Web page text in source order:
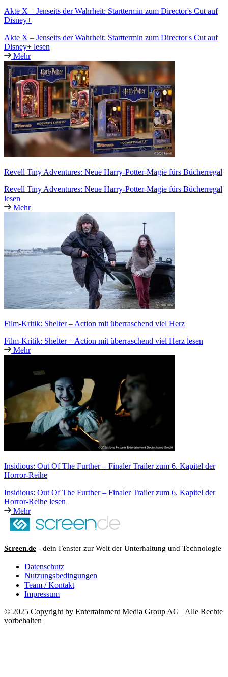
Akte X – Jenseits der Wahrheit: Starttermin zum Director's Cut auf
Disney+
Akte X – Jenseits der Wahrheit: Starttermin zum Director's Cut auf
Disney+ lesen
Mehr
Revell Tiny Adventures: Neue Harry-Potter-Magie fürs Bücherregal
Revell Tiny Adventures: Neue Harry-Potter-Magie fürs Bücherregal
lesen
Mehr
Film-Kritik: Shelter – Action mit überraschend viel Herz
Film-Kritik: Shelter – Action mit überraschend viel Herz lesen
Mehr
Insidious: Out Of The Further – Finaler Trailer zum 6. Kapitel der
Horror-Reihe
Insidious: Out Of The Further – Finaler Trailer zum 6. Kapitel der
Horror-Reihe lesen
Mehr
Screen.de - dein Fenster zur Welt der Unterhaltung und Technologie
Datenschutz
Nutzungsbedingungen
Team / Kontakt
Impressum
© 2025 Copyright by Entertainment Media Group AG | Alle Rechte
vorbehalten